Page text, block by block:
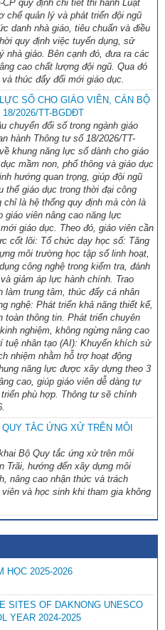
SỐNG NĂM HỌC 2026-2027
quy định chi tiết thi hành Luật
chế quản lý và phát triển đội ngũ
danh nhà giáo, tiêu chuẩn và điều
quy định việc tuyển dụng, sử
nhà giáo. Bên cạnh đó, đưa ra các
cao chất lượng đội ngũ. Qua đó
thúc đẩy đổi mới giáo dục.
SỐ CHO GIÁO VIÊN, CÁN BỘ
2026/TT-BGDĐT
chuyển đổi số trong ngành giáo
hành Thông tư số 18/2026/TT-
khung năng lực số dành cho giáo
mầm non, phổ thông và giáo dục
hướng quan trọng, giúp đội ngũ
thế giáo dục trong thời đại công
là hệ thống quy định mà còn là
giáo viên nâng cao năng lực
giáo dục. Theo đó, giáo viên cần
cốt lõi: Tổ chức dạy học số: Tăng
môi trường học tập số linh hoạt,
công nghệ trong kiểm tra, đánh
giảm áp lực hành chính. Trao
làm trung tâm, thúc đẩy cá nhân
nghệ: Phát triển khả năng thiết kế,
toàn thông tin. Phát triển chuyên
nghiệm, không ngừng nâng cao
tuệ nhân tạo (AI): Khuyến khích sử
nhiệm nhằm hỗ trợ hoạt động
năng lực được xây dựng theo 3
cao, giúp giáo viên dễ dàng tự
phù hợp. Thông tư sẽ chính
TẮC ỨNG XỬ TRÊN MÔI
Bộ Quy tắc ứng xử trên môi
Trãi, hướng đến xây dựng môi
nâng cao nhận thức và trách
và học sinh khi tham gia không
HỌC 2025-2026
SITES OF DAKNONG UNESCO
YEAR 2024-2025